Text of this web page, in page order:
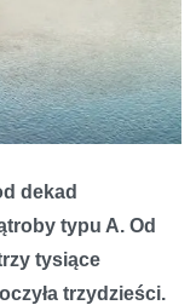
dekad
typu A. Od
tysiące
trzydzieści.